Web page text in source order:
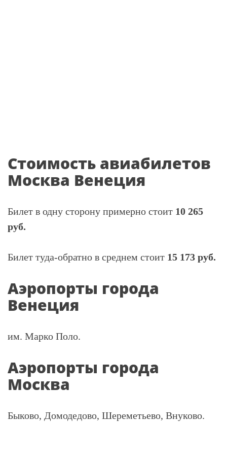
Стоимость авиабилетов
Москва Венеция
Билет в одну сторону примерно стоит 10 265
руб.
Билет туда-обратно в среднем стоит 15 173 руб.
Аэропорты города
Венеция
им. Марко Поло.
Аэропорты города
Москва
Быково, Домодедово, Шереметьево, Внуково.